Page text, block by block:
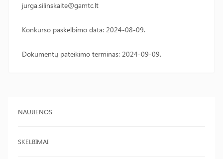
NAUJIENOS
SKELBIMAI
jurga.silinskaite@gamtc.lt
Konkurso paskelbimo data: 2024-08-09.
Dokumentų pateikimo terminas: 2024-09-09.